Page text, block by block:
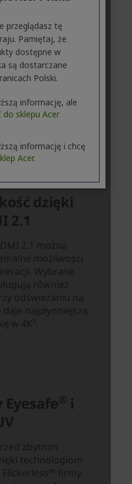
przeglądasz tę
Pamiętaj, że
dostępne w
są dostarczane
Polski.
informację, ale
do sklepu Acer
informację i chcę
Acer.